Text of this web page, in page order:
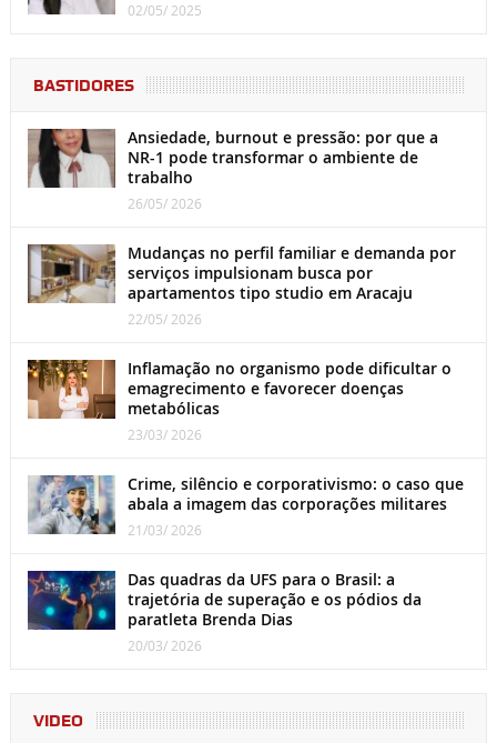
02/05/ 2025
BASTIDORES
Ansiedade, burnout e pressão: por que a
NR-1 pode transformar o ambiente de
trabalho
26/05/ 2026
Mudanças no perfil familiar e demanda por
serviços impulsionam busca por
apartamentos tipo studio em Aracaju
22/05/ 2026
Inflamação no organismo pode dificultar o
emagrecimento e favorecer doenças
metabólicas
23/03/ 2026
Crime, silêncio e corporativismo: o caso que
abala a imagem das corporações militares
21/03/ 2026
Das quadras da UFS para o Brasil: a
trajetória de superação e os pódios da
paratleta Brenda Dias
20/03/ 2026
VIDEO